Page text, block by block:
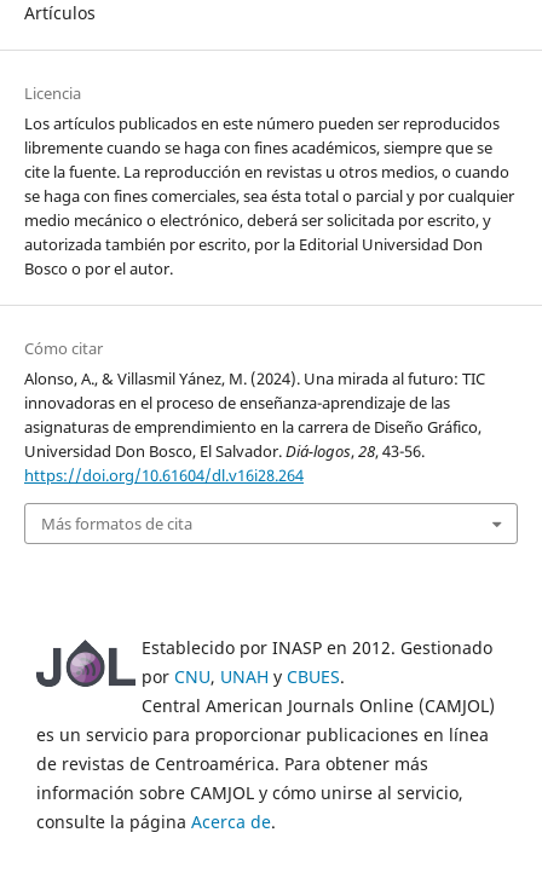
Artículos
Licencia
Los artículos publicados en este número pueden ser reproducidos
libremente cuando se haga con fines académicos, siempre que se
cite la fuente. La reproducción en revistas u otros medios, o cuando
se haga con fines comerciales, sea ésta total o parcial y por cualquier
medio mecánico o electrónico, deberá ser solicitada por escrito, y
autorizada también por escrito, por la Editorial Universidad Don
Bosco o por el autor.
Cómo citar
Alonso, A., & Villasmil Yánez, M. (2024). Una mirada al futuro: TIC
innovadoras en el proceso de enseñanza-aprendizaje de las
asignaturas de emprendimiento en la carrera de Diseño Gráfico,
Universidad Don Bosco, El Salvador.Diá-logos,28, 43-56.
https://doi.org/10.61604/dl.v16i28.264
Más formatos de cita
Establecido por INASP en 2012. Gestionado
por CNU, UNAH y CBUES.
Central American Journals Online (CAMJOL)
es un servicio para proporcionar publicaciones en línea
de revistas de Centroamérica. Para obtener más
información sobre CAMJOL y cómo unirse al servicio,
consulte la página Acerca de.